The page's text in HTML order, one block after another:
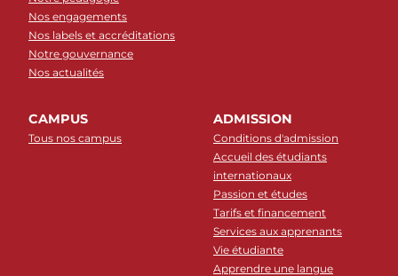
Nos engagements
Nos labels et accréditations
Notre gouvernance
Nos actualités
CAMPUS
Tous nos campus
ADMISSION
Conditions d'admission
Accueil des étudiants
internationaux
Passion et études
Tarifs et financement
Services aux apprenants
Vie étudiante
Apprendre une langue